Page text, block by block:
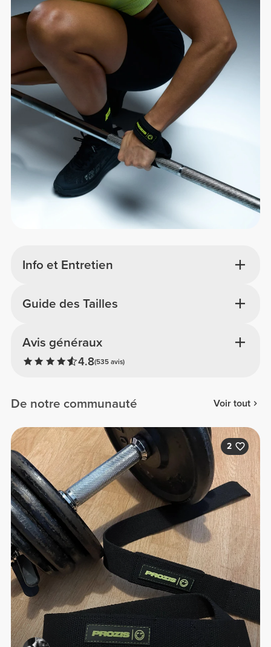
Info et Entretien
Avis généraux
4.8(535 avis)
Guide des Tailles
De notre communauté Voir tout
2